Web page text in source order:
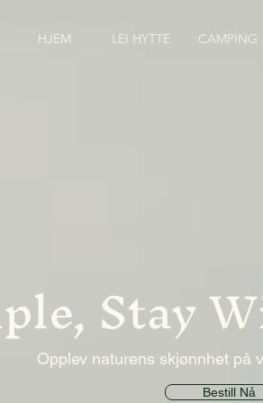
HJEM LEI HYTTE CAMPING
Stay
Opplev naturens skjønnhet på
Bestill Nå